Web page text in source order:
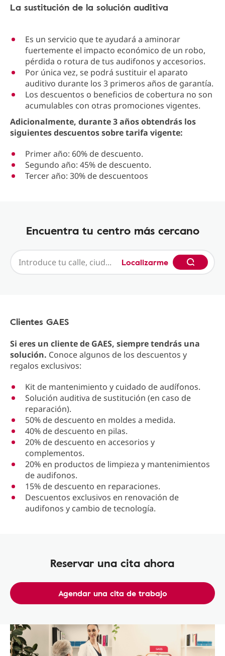
La sustitución de la solución auditiva
Es un servicio que te ayudará a aminorar
fuertemente el impacto económico de un robo,
pérdida o rotura de tus audifonos y accesorios.
Por única vez, se podrá sustituir el aparato
auditivo durante los 3 primeros años de garantía.
Los descuentos o beneficios de cobertura no son
acumulables con otras promociones vigentes.
Adicionalmente, durante 3 años obtendrás los
siguientes descuentos sobre tarifa vigente:
Primer año: 60% de descuento.
Segundo año: 45% de descuento.
Tercer año: 30% de descuentoos
Encuentra tu centro más cercano
Localizarme
Clientes GAES
Si eres un cliente de GAES, siempre tendrás una
solución. Conoce algunos de los descuentos y
regalos exclusivos:
Kit de mantenimiento y cuidado de audífonos.
Solución auditiva de sustitución (en caso de
reparación).
50% de descuento en moldes a medida.
40% de descuento en pilas.
20% de descuento en accesorios y
complementos.
20% en productos de limpieza y mantenimientos
de audifonos.
15% de descuento en reparaciones.
Descuentos exclusivos en renovación de
audifonos y cambio de tecnología.
Reservar una cita ahora
Agendar una cita de trabajo